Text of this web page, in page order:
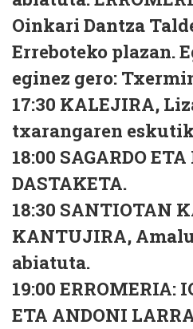
Oinkari Dantza
Erreboteko plazan.
eginez gero:
17:30 KALEJIRA,
txarangaren
18:00 SAGARDO
DASTAKETA.
18:30 SANTIOTAN
KANTUJIRA,
abiatuta.
19:00 ERROMERIA:
ETA ANDONI